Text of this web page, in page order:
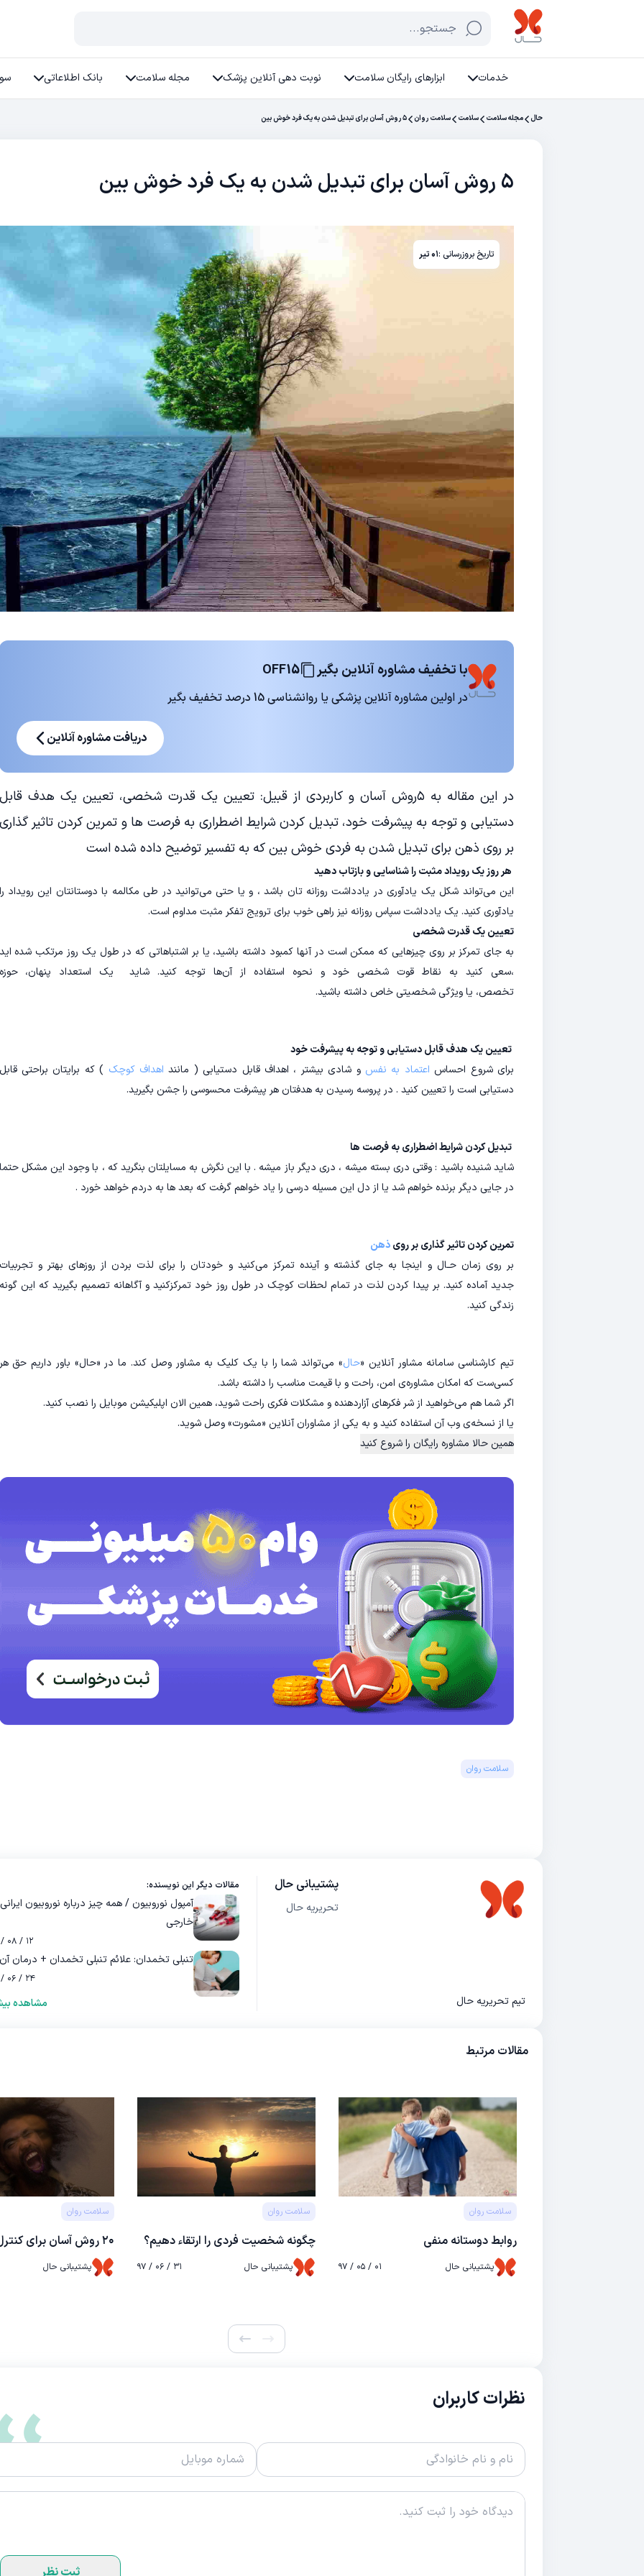
جستجو...
خدمات ابزارهای رایگان سلامت نوبت دهی آنلاین پزشک مجله سلامت بانک اطلاعاتی
حال مجله سلامت سلامت سلامت روان ۵ روش آسان برای تبدیل شدن به یک فرد خوش بین
۵ روش آسان برای تبدیل شدن به یک فرد خوش بین
تاریخ بروزرسانی :۰۱ تیر
با تخفیف مشاوره آنلاین بگیر OFF15
در اولین مشاوره آنلاین پزشکی یا روانشناسی 15 درصد تخفیف بگیر
دریافت مشاوره آنلاین
در این مقاله به ۵روش آسان و کاربردی از قبیل: تعیین یک قدرت شخصی، تعیین یک هدف
دستیابی و توجه به پیشرفت خود، تبدیل کردن شرایط اضطراری به فرصت ها و تمرین کردن تاثیر
بر روی ذهن برای تبدیل شدن به فردی خوش بین که به تفسیر توضیح داده شده است
هر روز یک رویداد مثبت را شناسایی و بازتاب دهید
این می‌تواند شکل یک یادآوری در یادداشت روزانه تان باشد ، و یا حتی می‌توانید در طی مکالمه با دوستانتان این رویداد
یادآوری کنید. یک یادداشت سپاس روزانه نیز راهی خوب برای ترویج تفکر مثبت مداوم است.
تعیین یک قدرت شخصی
به جای تمرکز بر روی چیزهایی که ممکن است در آنها کمبود داشته باشید، یا بر اشتباهاتی که در طول یک روز مرتکب شده
،سعی کنید به نقاط قوت شخصی خود و نحوه استفاده از آن‌ها توجه کنید. شاید یک استعداد پنهان،
تخصص، یا ویژگی شخصیتی خاص داشته باشید.
تعیین یک هدف قابل دستیابی و توجه به پیشرفت خود
برای شروع احساس اعتماد به نفس و شادی بیشتر ، اهداف قابل دستیابی ( مانند اهداف کوچک ) که برایتان براحتی
دستیابی است را تعیین کنید . در پروسه رسیدن به هدفتان هر پیشرفت محسوسی را جشن بگیرید.
تبدیل کردن شرایط اضطراری به فرصت ها
شاید شنیده باشید : وقتی دری بسته میشه ، دری دیگر باز میشه . با این نگرش به مسایلتان بنگرید که ، با وجود این مشکل
در جایی دیگر برنده خواهم شد یا از دل این مسیله درسی را یاد خواهم گرفت که بعد ها به دردم خواهد خورد .
تمرین کردن تاثیر گذاری بر رویذهن
بر روی زمان حـال و اینجا به جای گذشته و آینده تمرکز می‌کنید و خودتان را برای لذت بردن از روزهای بهتر و
جدید آماده ‌کنید. بر پیدا کردن لذت در تمام لحظات کوچک در طول روز خود تمرکزکنید و آگاهانه تصمیم بگیرید که این
زندگی کنید.
تیم کارشناسی سامانه مشاور آنلاین «حال» می‌تواند شما را با یک کلیک به مشاور وصل کند. ما در «حال» باور داریم حق
کسی‌ست که امکان مشاوره‌ی امن، راحت و با قیمت مناسب را داشته باشد.
اگر شما هم می‌خواهید از شر فکرهای آزاردهنده و مشکلات فکری راحت شوید، همین الان اپلیکیشن موبایل را نصب کنید.
یا از نسخه‌ی وب آن استفاده کنید و به یکی از مشاوران آنلاین «مشورت»‌ وصل شوید.
همین حالا مشاوره رایگان را شروع کنید
سلامت روان
پشتیبانی حال
تحریریه حال
تیم تحریریه حال
مقالات دیگر این نویسنده:
آمپول نوروبیون / همه چیز درباره نوروبیون
خارجی
۱۲ / ۰۸ / ۰۳
تنبلی تخمدان: علائم تنبلی تخمدان + درمان
۲۴ / ۰۶ / ۰۳
مشاهده
مقالات مرتبط
سلامت روان
روابط دوستانه منفی
پشتیبانی حال ۰۱ / ۰۵ / ۹۷
سلامت روان
چگونه شخصیت فردی را ارتقاء دهیم؟
پشتیبانی حال ۳۱ / ۰۶ / ۹۷
سلامت روان
۲۰ روش آسان برای کنترل خشم
پشتیبانی حال
نظرات کاربران